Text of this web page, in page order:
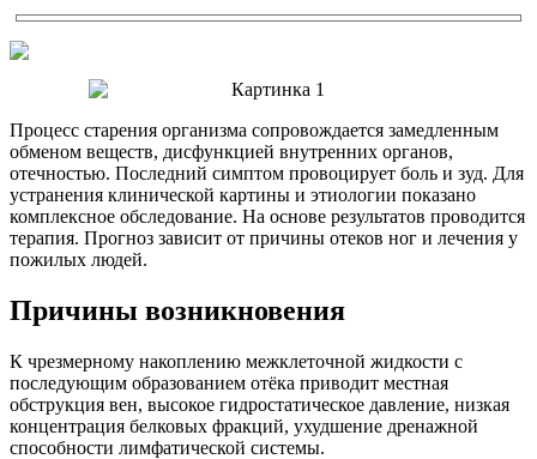
Процесс старения организма сопровождается замедленным
обменом веществ, дисфункцией внутренних органов,
отечностью. Последний симптом провоцирует боль и зуд. Для
устранения клинической картины и этиологии показано
комплексное обследование. На основе результатов проводится
терапия. Прогноз зависит от причины отеков ног и лечения у
пожилых людей.
Причины возникновения
К чрезмерному накоплению межклеточной жидкости с
последующим образованием отёка приводит местная
обструкция вен, высокое гидростатическое давление, низкая
концентрация белковых фракций, ухудшение дренажной
способности лимфатической системы.